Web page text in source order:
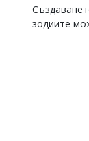
редакцията
зодиите